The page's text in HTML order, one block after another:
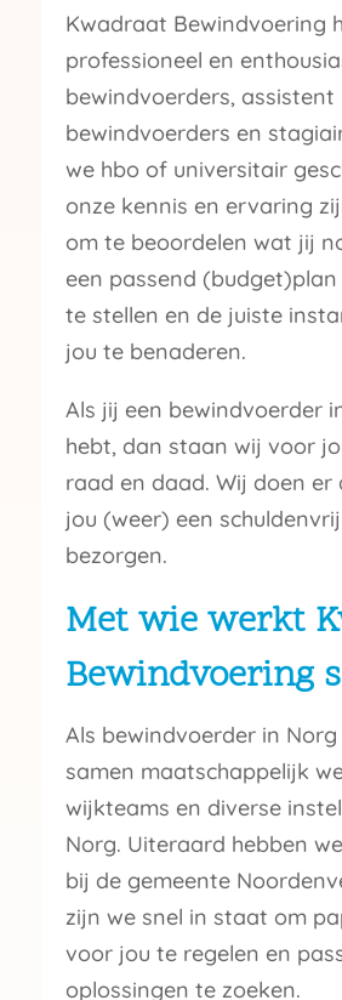
Kwadraat Bewindvoering
professioneel en
bewindvoerders, assistent
bewindvoerders en
we hbo of universitair
onze kennis en ervaring
om te beoordelen wat jij
een passend
te stellen en de juiste
jou te benaderen.
Als jij een bewindvoerder
hebt, dan staan wij voor
raad en daad. Wij doen er
jou (weer) een
bezorgen.
Met wie werkt
Bewindvoering
Als bewindvoerder in
samen maatschappelijk
wijkteams en diverse
Norg. Uiteraard hebben
bij de gemeente
zijn we snel in staat om
voor jou te regelen en
oplossingen te zoeken.